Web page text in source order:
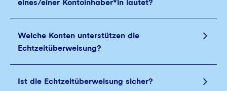
eines/einer Kontoinhaber*in lautet?
Welche Konten unterstützen die
Echtzeitüberweisung?
Ist die Echtzeitüberweisung sicher?